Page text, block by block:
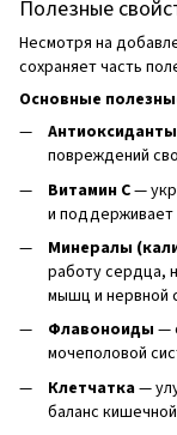
Полезные
Несмотря на
сохраняет часть
Основные
Антиоксиданты
повреждений
Витамин C—
и
Минералы
работу сердца,
мышц и нервной
Флавоноиды —
мочеполовой
Клетчатка—
баланс